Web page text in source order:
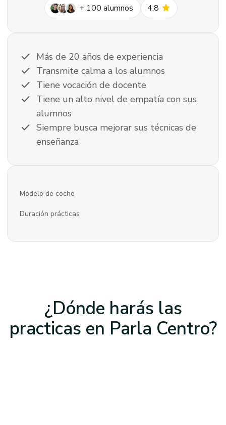
check Más de 20 años de experiencia
check Transmite calma a los alumnos
check Tiene vocación de docente
check Tiene un alto nivel de empatía con sus
alumnos
check Siempre busca mejorar sus técnicas de
enseñanza
Modelo de coche
Duración prácticas
+ 100 alumnos 4,8 star
¿Dónde harás las
practicas en Parla Centro?